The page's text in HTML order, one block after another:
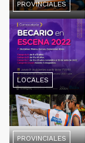
PROVINCIALES
LOCALES
PROVINCIALES